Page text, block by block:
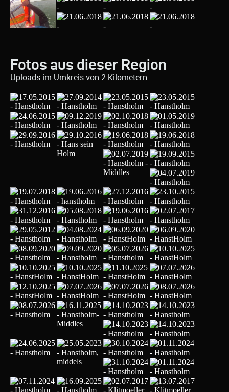
Fotos aus dieser Region
Uploads im Umkreis von 2 Kilometern